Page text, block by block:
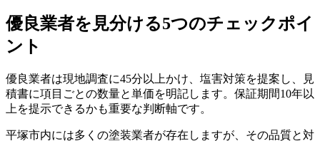
優良業者を見分ける5つのチェックポイ
ント
優良業者は現地調査に45分以上かけ、塩害対策を提案し、見
積書に項目ごとの数量と単価を明記します。保証期間10年以
上を提示できるかも重要な判断軸です。
平塚市内には多くの塗装業者が存在しますが、その品質と対